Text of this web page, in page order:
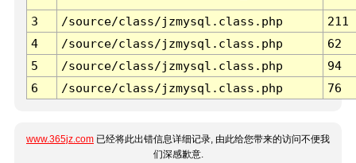
3 /source/class/jzmysql.class.php
211
4
/source/class/jzmysql.class.php
62
5
/source/class/jzmysql.class.php
94
6
/source/class/jzmysql.class.php 76
www.365jz.com 已经将此出错信息详细记录, 由此给您带来的访问不便我
们深感歉意.